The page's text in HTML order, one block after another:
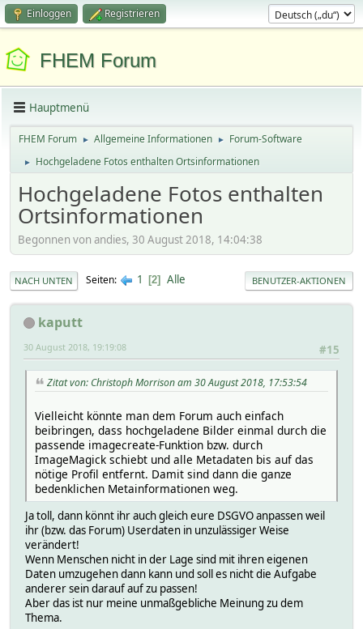
Einloggen Registrieren
FHEM Forum
Hauptmenü
FHEM Forum ► Allgemeine Informationen ► Forum-Software
► Hochgeladene Fotos enthalten Ortsinformationen
Hochgeladene Fotos enthalten
Ortsinformationen
Begonnen von andies, 30 August 2018, 14:04:38
NACH UNTEN Seiten 1 2 Alle BENUTZER-AKTIONEN
kaputt
#15
30 August 2018, 19:19:08
Zitat von: Christoph Morrison am 30 August 2018, 17:53:54
Vielleicht könnte man dem Forum auch einfach
beibringen, dass hochgeladene Bilder einmal durch die
passende imagecreate-Funktion bzw. durch
ImageMagick schiebt und alle Metadaten bis auf das
nötige Profil entfernt. Damit sind dann die ganze
bedenklichen Metainformationen weg.
Ja toll, dann könnt ihr auch gleich eure DSGVO anpassen weil
ihr (bzw. das Forum) Userdaten in unzulässiger Weise
verändert!
Wenn Menschen nicht in der Lage sind mit ihren eigenen
Daten umzugehen dann kann und soll es nicht die Aufgabe
anderer sein darauf auf zu passen!
Aber das ist nur meine unmaßgebliche Meinung zu dem
Thema.